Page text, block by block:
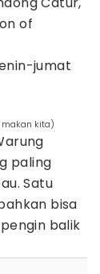
of
jumat
kita)
paling
Satu
bisa
balik